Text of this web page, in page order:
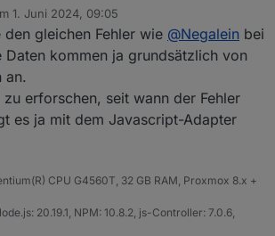
eine Idee ? Was ich noch prüfen kann ?
du keine Verbindung vom
zum Rechner auf dem das Skript läuft.
nutzt du denn (weil du als Protokoll
(zB. bei einer Station von Bresser) Absicht
Rechner nicht korrekt.
1. Juni 2024, 09:05
von
den gleichen Fehler wie @Negalein bei
Daten kommen ja grundsätzlich von
an.
erforschen, seit wann der Fehler
es ja mit dem Javascript-Adapter
CPU G4560T, 32 GB RAM, Proxmox 8.x +
20.19.1, NPM: 10.8.2, js-Controller: 7.0.6,